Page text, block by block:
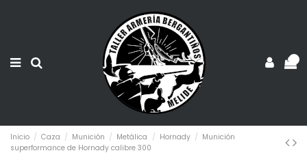
Inicio Caza Munición Metálica Hornady
Munición
superformance de Hornady calibre 300